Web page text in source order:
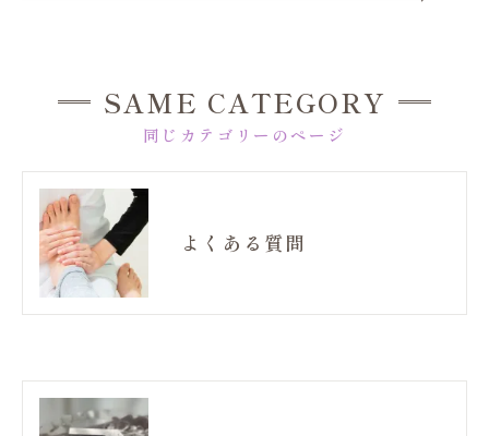
同じカテゴリーのページ
SAME CATEGORY
よくある質問